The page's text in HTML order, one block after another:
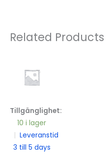
Related Products
Tillgänglighet:
10 i lager
| Leveranstid
3 till 5 days